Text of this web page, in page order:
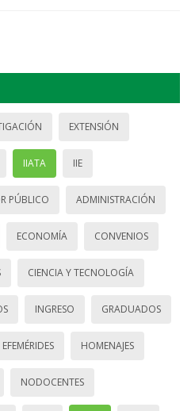
EXTENSIÓN
IIATA IIE
PÚBLICO ADMINISTRACIÓN
ECONOMÍA CONVENIOS
CIENCIA Y TECNOLOGÍA
INGRESO GRADUADOS
EFEMÉRIDES HOMENAJES
NODOCENTES